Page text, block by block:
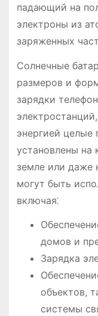
падающий на
электроны из
заряженных
Солнечные
размеров и
зарядки
энергией целые
установлены на
земле или даже
могут быть
включая⁚
домов и
Зарядка
объектов,
системы